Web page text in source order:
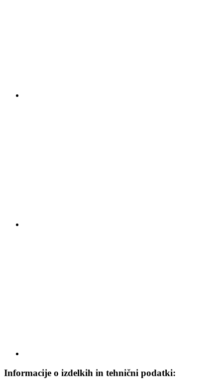
Informacije o izdelkih in tehnični podatki: